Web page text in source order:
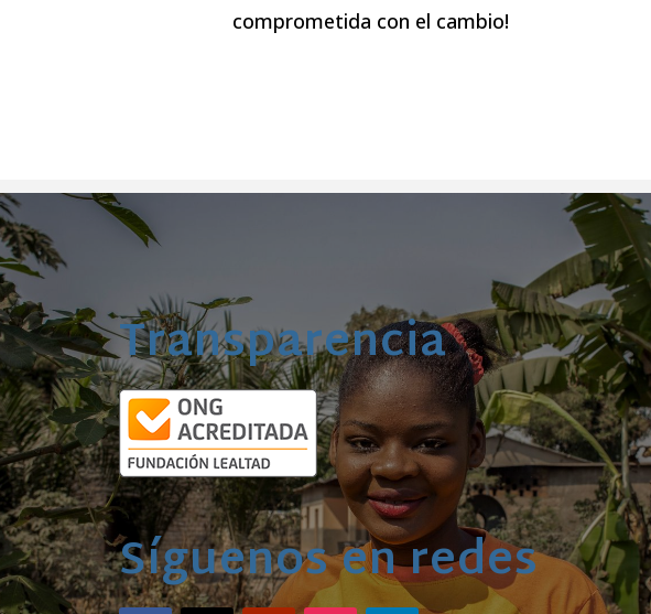
comprometida con el cambio!
Transparencia
Síguenos en redes